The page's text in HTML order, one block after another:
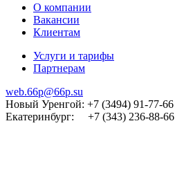
О компании
Вакансии
Клиентам
Услуги и тарифы
Партнерам
web.66p@66p.su
Новый Уренгой: +7 (3494) 91-77-66
Екатеринбург: +7 (343) 236-88-66